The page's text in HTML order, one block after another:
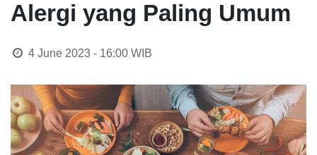
Alergi yang Paling Umum
4 June 2023 - 16:00WIB